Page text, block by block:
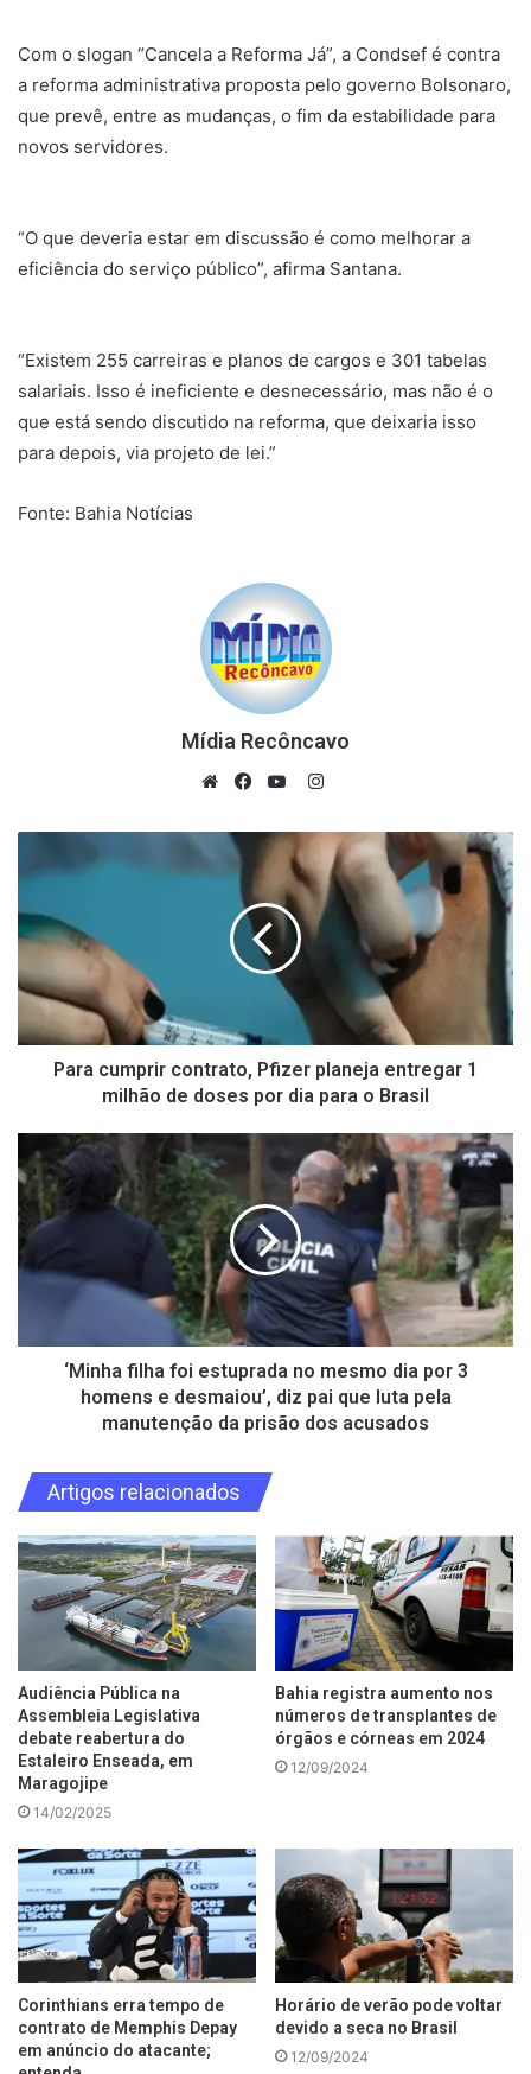
Com o slogan “Cancela a Reforma Já”, a Condsef é contra
a reforma administrativa proposta pelo governo Bolsonaro,
que prevê, entre as mudanças, o fim da estabilidade para
novos servidores.
“O que deveria estar em discussão é como melhorar a
eficiência do serviço público”, afirma Santana.
“Existem 255 carreiras e planos de cargos e 301 tabelas
salariais. Isso é ineficiente e desnecessário, mas não é o
que está sendo discutido na reforma, que deixaria isso
para depois, via projeto de lei.”
Fonte: Bahia Notícias
Mídia Recôncavo
Instagram
Para cumprir contrato, Pfizer planeja entregar 1
milhão de doses por dia para o Brasil
‘Minha filha foi estuprada no mesmo dia por 3
homens e desmaiou’, diz pai que luta pela
manutenção da prisão dos acusados
Artigos relacionados
Audiência Pública na
Assembleia Legislativa
debate reabertura do
Estaleiro Enseada, em
Maragojipe
14/02/2025
Bahia registra aumento nos
números de transplantes de
órgãos e córneas em 2024
12/09/2024
Corinthians erra tempo de
contrato de Memphis Depay
em anúncio do atacante;
Horário de verão pode voltar
devido a seca no Brasil
12/09/2024